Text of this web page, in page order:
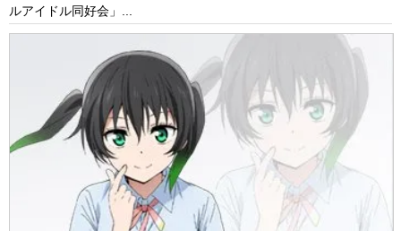
ルアイドル同好会」...